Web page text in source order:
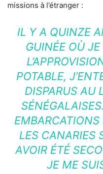
missions à l’étranger :
IL Y A QUINZE
GUINÉE OÙ
POTABLE,
DISPARUS AU
EMBARCATIONS
LES CANARIES
AVOIR ÉTÉ
JE ME